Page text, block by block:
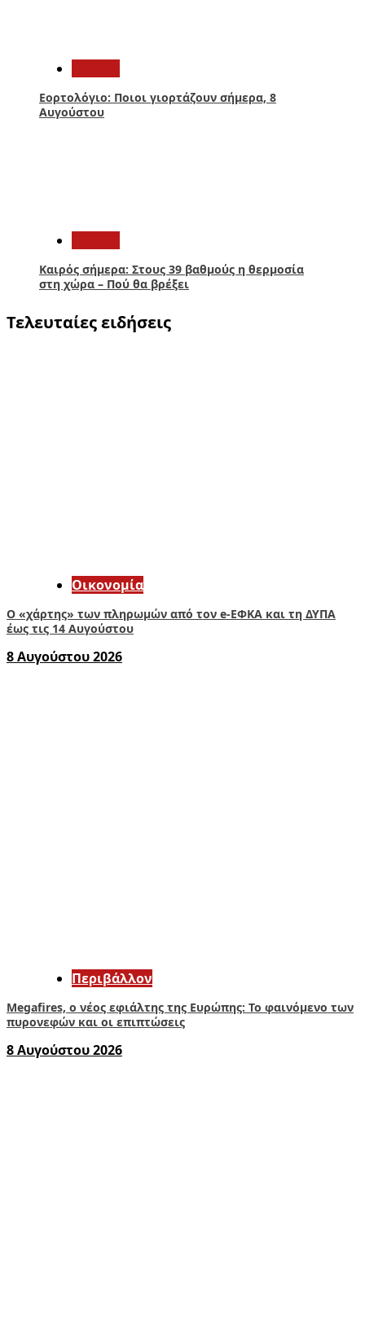
Εορτολόγιο: Ποιοι γιορτάζουν σήμερα, 8
Αυγούστου
Καιρός σήμερα: Στους 39 βαθμούς η θερμοσία
στη χώρα – Πού θα βρέξει
Τελευταίες ειδήσεις
Οικονομία
Ο «χάρτης» των πληρωμών από τον e-ΕΦΚΑ και τη ΔΥΠΑ
έως τις 14 Αυγούστου
8 Αυγούστου 2026
Περιβάλλον
Megafires, ο νέος εφιάλτης της Ευρώπης: Το φαινόμενο των
πυρονεφών και οι επιπτώσεις
8 Αυγούστου 2026